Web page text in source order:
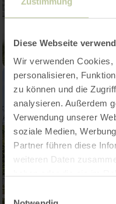
Diese Webseite
Wir verwenden
personalisieren,
zu können und die
analysieren. Außerdem
Verwendung unserer
soziale Medien,
Partner führen diese
weiteren Daten
Einwilligungsauswahl